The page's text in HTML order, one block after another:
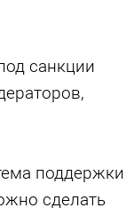
санкции
поддержки
сделать